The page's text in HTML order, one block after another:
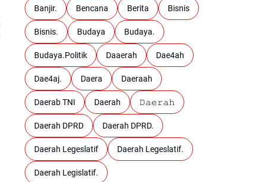
Banjir. Bencana Berita Bisnis
Bisnis. Budaya Budaya.
Budaya.Politik Daaerah Dae4ah
Dae4aj. Daera Daeraah
Daerab TNI Daerah 𝙳𝚊𝚎𝚛𝚊𝚑
Daerah DPRD Daerah DPRD.
Daerah Legeslatif Daerah Legeslatif.
Daerah Legislatif.